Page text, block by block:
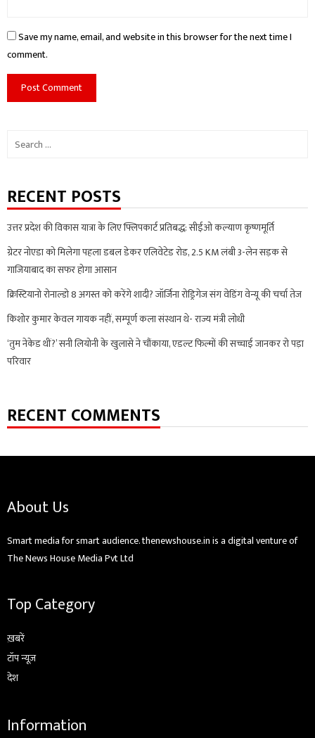
Save my name, email, and website in this browser for the next time I
comment.
Search
RECENT POSTS
उत्तर प्रदेश की विकास यात्रा के लिए फ्लिपकार्ट प्रतिबद्ध: सीईओ कल्याण कृष्णमूर्ति
ग्रेटर नोएडा को मिलेगा पहला डबल डेकर एलिवेटेड रोड, 2.5 KM लंबी 3-लेन सड़क से
गाजियाबाद का सफर होगा आसान
क्रिस्टियानो रोनाल्डो 8 अगस्त को करेंगे शादी? जॉर्जिना रोड्रिगेज संग वेडिंग वेन्यू की चर्चा तेज
किशोर कुमार केवल गायक नहीं, सम्पूर्ण कला संस्थान थे- राज्य मंत्री लोधी
‘तुम नेकेड थीं?’ सनी लियोनी के खुलासे ने चौंकाया, एडल्ट फिल्मों की सच्चाई जानकर रो पड़ा
परिवार
RECENT COMMENTS
About Us
Smart media for smart audience. thenewshouse.in is a digital venture of
The News House Media Pvt Ltd
Top Category
ख़बरें
टॉप न्यूज़
देश
Information